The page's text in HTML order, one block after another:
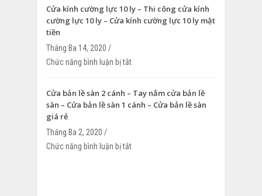
nhôm xingfa
Cửa kính cường lực 10 ly – Thi công cửa kính
cường lực 10 ly – Cửa kính cường lực 10 ly mặt
tiền
Tháng Ba 14, 2020 /
Chức năng bình luận bị tắt
Cửa bản lề sàn 2 cánh – Tay nắm cửa bản lề
sàn – Cửa bản lề sàn 1 cánh – Cửa bản lề sàn
giá rẻ
Tháng Ba 2, 2020 /
Chức năng bình luận bị tắt